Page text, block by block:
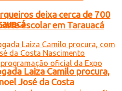
deixa cerca de 700
escolar em Tarauacá
Laiza Camilo procura,
José da Costa